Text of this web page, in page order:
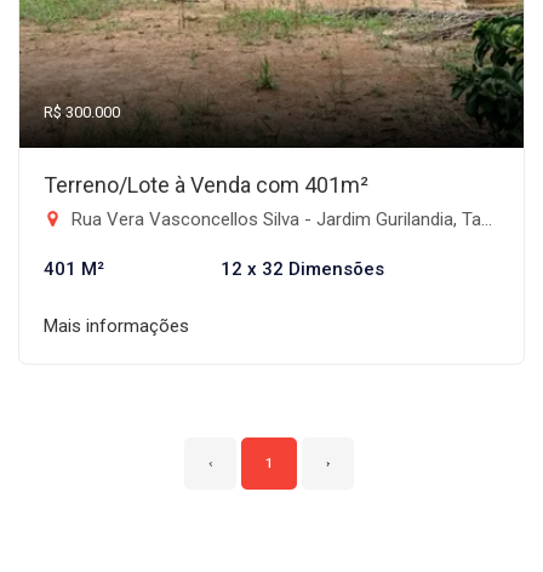
R$ 300.000
Terreno/Lote à Venda com 401m²
Rua Vera Vasconcellos Silva - Jardim Gurilandia, Taubaté-SP
401 M² 12 x 32 Dimensões
Mais informações
‹ 1 ›